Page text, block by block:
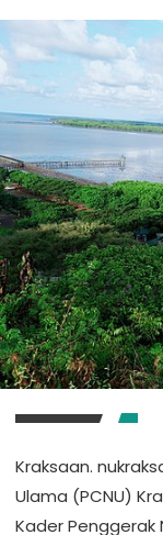
Kraksaan.
Ulama (PCNU)
Kader Penggerak